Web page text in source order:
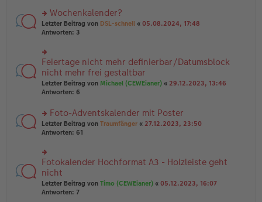
g
e
n
er
tr
a
g
n
g
el
e
n
er
B
ei
tr
g
rs
te
u
n
g
el
es
e
er
B
ei
tr
g
Wochenkalender?
Letzter Beitrag von DSL-schnell « 05.08.2024, 17:48
Antworten: 3
rs
te
r
u
n
el
es
e
er
B
ei
tr
a
g
Feiertage nicht mehr definierbar/Datumsblock
nicht mehr frei gestaltbar
Letzter Beitrag von Michael (CEWEianer) « 29.12.2023, 13:46
Antworten: 6
rs
te
u
n
g
el
es
e
Foto-Adventskalender mit Poster
Letzter Beitrag von Traumfänger « 27.12.2023, 23:50
Antworten: 61
rs
te
r
u
n
Fotokalender Hochformat A3 - Holzleiste geht
nicht
Letzter Beitrag von Timo (CEWEianer) « 05.12.2023, 16:07
Antworten: 7